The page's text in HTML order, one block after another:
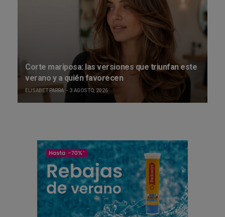
Corte mariposa: las versiones que triunfan este
verano y a quién favorecen
ELISABET PARRA 3 AGOSTO, 2026